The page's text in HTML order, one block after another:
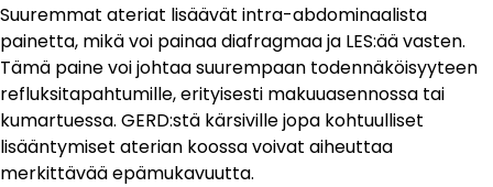
Suuremmat ateriat lisäävät intra-abdominaalista
painetta, mikä voi painaa diafragmaa ja LES:ää vasten.
Tämä paine voi johtaa suurempaan todennäköisyyteen
refluksitapahtumille, erityisesti makuuasennossa tai
kumartuessa. GERD:stä kärsiville jopa kohtuulliset
lisääntymiset aterian koossa voivat aiheuttaa
merkittävää epämukavuutta.